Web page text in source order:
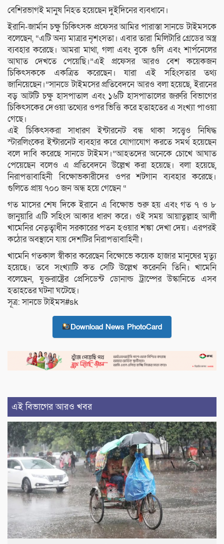
বেশিরভাগই মানুষ নিহত হয়েছেন দুইদিনের ব্যবধানে।
ইরানি-জার্মান চক্ষু চিকিৎসক প্রফেসর আমির পারাস্তা সানডে টাইমসকে
বলেছেন, “এটি অন্য মাত্রার নৃশংসতা। এবার তারা মিলিটারি গ্রেডের অস্ত্র
ব্যবহার করেছে। আমরা মাথা, গলা এবং বুকে গুলি এবং শার্পনেলের
আঘাত দেখতে পেয়েছি।”এই প্রফেসর আরও বেশ কয়েকজন
চিকিৎসককে একত্রিত করেছেন। যারা এই সহিংসতার তথ্য
জানিয়েছেন।”সানডে টাইমসের প্রতিবেদনে আরও বলা হয়েছে, ইরানের
বড় আটটি চক্ষু হাসপাতাল এবং ১৬টি হাসপাতালের জরুরি বিভাগের
চিকিৎসকের দেওয়া তথ্যের ওপর ভিত্তি করে হতাহতের এ সংখ্যা পাওয়া
গেছে।
এই চিকিৎসকরা সাধারণ ইন্টারনেট বন্ধ থাকা সত্ত্বেও নিষিদ্ধ
স্টারলিংকের ইন্টারনেট ব্যবহার করে যোগাযোগ করতে সমর্থ হয়েছেন
বলে দাবি করেছে সানডে টাইমস।”আহতদের অনেকে চোখে আঘাত
পেয়েছেন বলেও এ প্রতিবেদনে উল্লেখ করা হয়েছে। বলা হয়েছে,
নিরাপত্তাবাহিনী বিক্ষোভকারীদের ওপর শটগান ব্যবহার করেছে।
গুলিতে প্রায় ৭০০ জন অন্ধ হয়ে গেছেন “
গত মাসের শেষ দিকে ইরানে এ বিক্ষোভ শুরু হয় এবং গত ৭ ও ৮
জানুয়ারি এটি সহিংস আকার ধারণ করে। ওই সময় আয়াতুল্লাহ আলী
খামেনির নেতৃত্বাধীন সরকারের পতন হওয়ার শঙ্কা দেখা দেয়। এরপরই
কঠোর অবস্থানে যায় দেশটির নিরাপত্তাবাহিনী।
খামেনি গতকাল স্বীকার করেছেন বিক্ষোভে কয়েক হাজার মানুষের মৃত্যু
হয়েছে। তবে সংখ্যাটি কত সেটি উল্লেখ করেননি তিনি। খামেনি
বলেছেন, যুক্তরাষ্ট্রের প্রেসিডেন্ট ডোনাল্ড ট্রাম্পের উস্কানিতে এসব
হতাহতের ঘটনা ঘটেছে।
সূত্র: সানডে টাইমস#sk
Download News PhotoCard
এই বিভাগের আরও খবর